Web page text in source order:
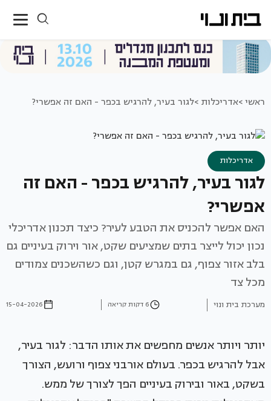
ראשי >אדריכלות >לגור בעיר, להרגיש בכפר - האם זה אפשרי?
אדריכלות
לגור בעיר, להרגיש בכפר - האם זה
אפשרי?
האם אפשר להכניס את הטבע לעיר? כיצד תכנון אדריכלי
נכון יכול לייצר בתים שמציעים שקט, אור וירוק בעיניים גם
בלב אזור צפוף, גם במגרש קטן, וגם כשהשכנים צמודים
מכל צד
מערכת בית ונוי 6 דקות קריאה 15-04-2026
יותר ויותר אנשים מחפשים את אותו הדבר: לגור בעיר,
אבל להרגיש בכפר. בעולם אורבני צפוף ורועש, הצורך
בשקט, באור ובירוק בעיניים הפך לצורך של ממש.